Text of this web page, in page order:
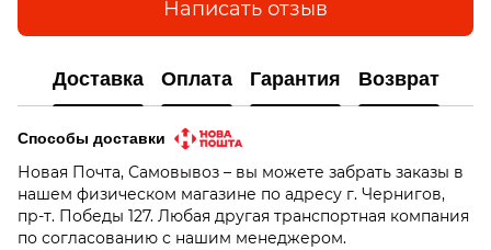
Написать отзыв
Доставка Оплата Гарантия Возврат
Способы доставки
Новая Почта, Самовывоз – вы можете забрать заказы в
нашем физическом магазине по адресу г. Чернигов,
пр-т. Победы 127. Любая другая транспортная компания
по согласованию с нашим менеджером.